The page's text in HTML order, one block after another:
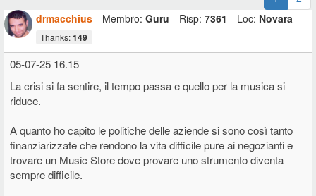
drmacchius
Membro: Guru Risp: 7361 Loc: Novara
Thanks:149
05-07-25 16.15
La crisi si fa sentire, il tempo passa e quello per la musica si
riduce.
A quanto ho capito le politiche delle aziende si sono così tanto
finanziarizzate che rendono la vita difficile pure ai negozianti e
trovare un Music Store dove provare uno strumento diventa
sempre difficile.